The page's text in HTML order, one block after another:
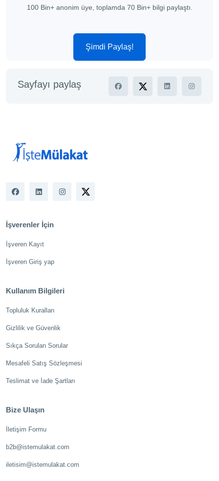
100 Bin+ anonim üye, toplamda 70 Bin+ bilgi paylaştı.
Şimdi Paylaş!
Sayfayı paylaş
İşverenler İçin
İşveren Kayıt
İşveren Giriş yap
Kullanım Bilgileri
Topluluk Kuralları
Gizlilik ve Güvenlik
Sıkça Sorulan Sorular
Mesafeli Satış Sözleşmesi
Teslimat ve İade Şartları
Bize Ulaşın
İletişim Formu
b2b@istemulakat.com
iletisim@istemulakat.com